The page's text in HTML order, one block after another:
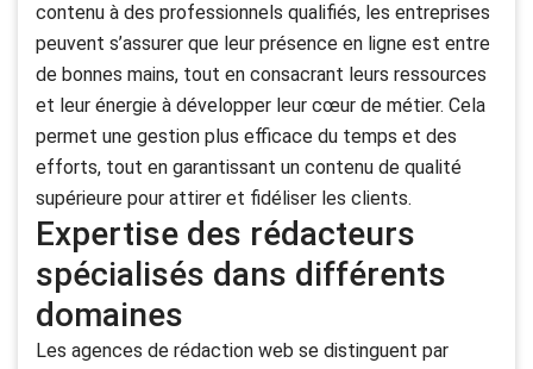
contenu à des professionnels qualifiés, les entreprises
peuvent s’assurer que leur présence en ligne est entre
de bonnes mains, tout en consacrant leurs ressources
et leur énergie à développer leur cœur de métier. Cela
permet une gestion plus efficace du temps et des
efforts, tout en garantissant un contenu de qualité
supérieure pour attirer et fidéliser les clients.
Expertise des rédacteurs
spécialisés dans différents
domaines
Les agences de rédaction web se distinguent par